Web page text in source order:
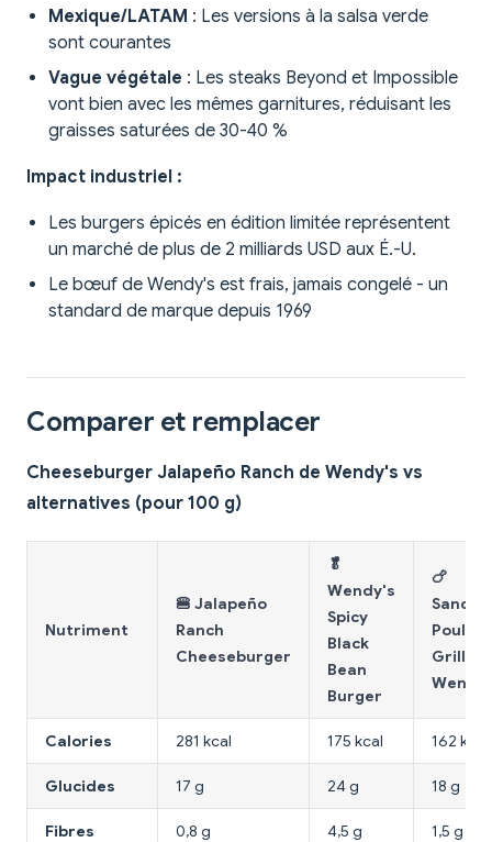
Mexique/LATAM : Les versions à la salsa verde
sont courantes
Vague végétale : Les steaks Beyond et Impossible
vont bien avec les mêmes garnitures, réduisant les
graisses saturées de 30-40 %
Impact industriel :
Les burgers épicés en édition limitée représentent
un marché de plus de 2 milliards USD aux É.-U.
Le bœuf de Wendy's est frais, jamais congelé - un
standard de marque depuis 1969
Comparer et remplacer
Cheeseburger Jalapeño Ranch de Wendy's vs
alternatives (pour 100 g)
Nutriment
🍔 Jalapeño
Ranch
Cheeseburger
🥬
Wendy's
Spicy
Black
Bean
Burger
🍗
Poulet
Grillé
Calories 281 kcal 175 kcal 162 kcal
Glucides 17 g 24 g 18 g
Fibres 0,8 g 4,5 g 1,5 g